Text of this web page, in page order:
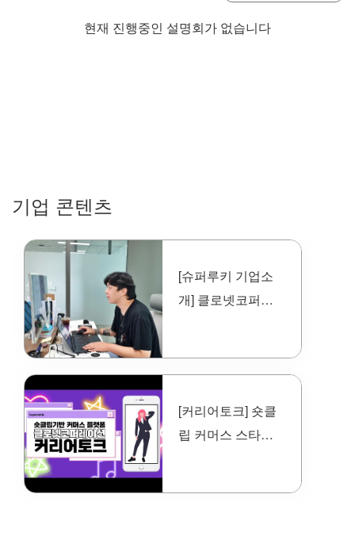
현재 진행중인 설명회가 없습니다
기업 콘텐츠
[슈퍼루키 기업소
개] 클로넷코퍼레
[커리어토크] 숏클
립 커머스 스타트